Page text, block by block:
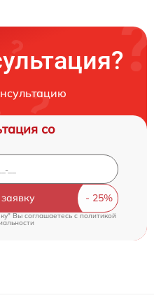
со
Вы соглашаетесь c политикой